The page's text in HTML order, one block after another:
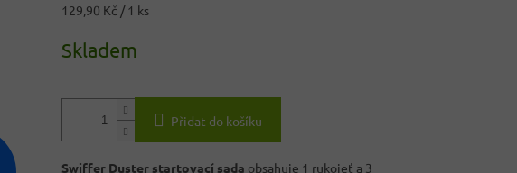
Měrná
129,90 Kč / 1 ks
Skladem
Přidat do košíku
Swiffer Duster startovací sada obsahuje 1 rukojeť a 3